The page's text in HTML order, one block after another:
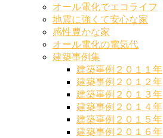
オール電化でエコライフ
地震に強くて安心な家
感性豊かな家
オール電化の電気代
建築事例集
建築事例２０１１年
建築事例２０１２年
建築事例２０１３年
建築事例２０１４年
建築事例２０１５年
建築事例２０１６年